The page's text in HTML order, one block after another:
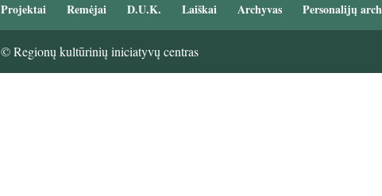
Projektai Remėjai D.U.K. Laiškai Archyvas Personalijų
© Regionų kultūrinių iniciatyvų centras